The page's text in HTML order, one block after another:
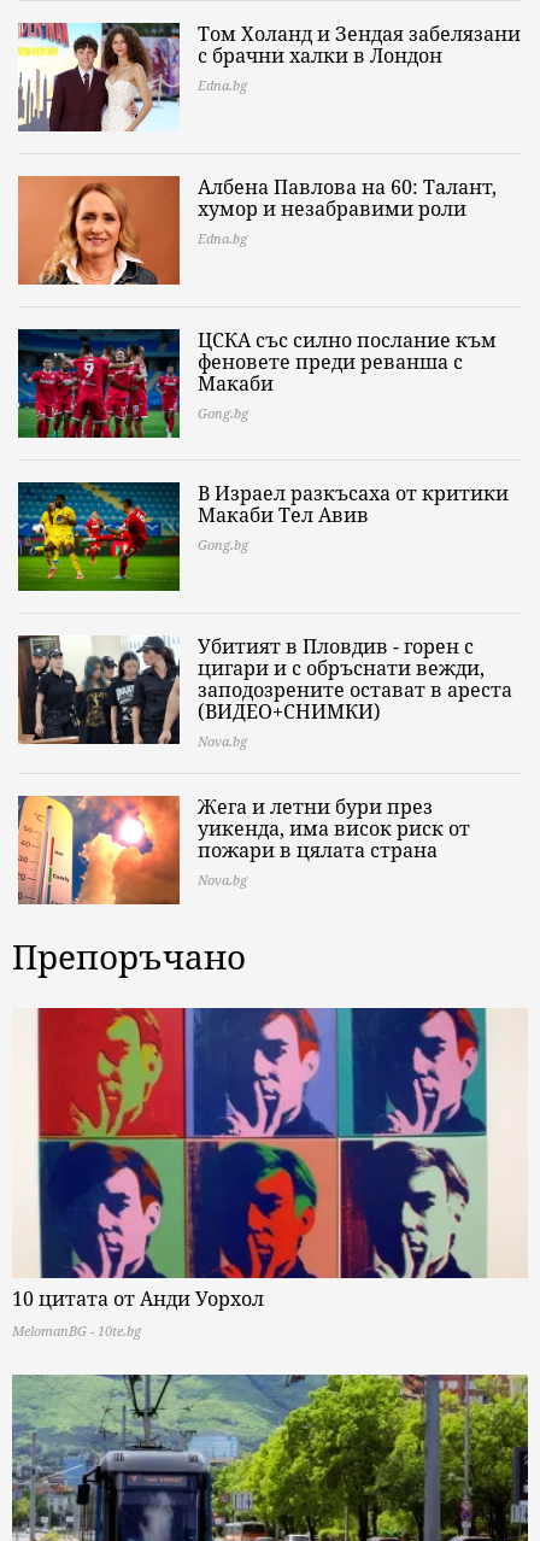
Том Холанд и Зендая забелязани
с брачни халки в Лондон
Edna.bg
Албена Павлова на 60: Талант,
хумор и незабравими роли
Edna.bg
ЦСКА със силно послание към
феновете преди реванша с
Макаби
Gong.bg
В Израел разкъсаха от критики
Макаби Тел Авив
Gong.bg
Убитият в Пловдив - горен с
цигари и с обръснати вежди,
заподозрените остават в ареста
(ВИДЕО+СНИМКИ)
Nova.bg
Жега и летни бури през
уикенда, има висок риск от
пожари в цялата страна
Nova.bg
Препоръчано
10 цитата от Анди Уорхол
MelomanBG - 10te.bg